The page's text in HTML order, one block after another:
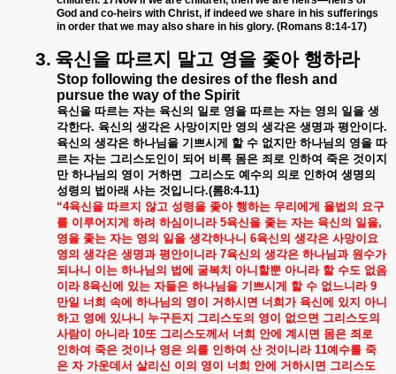
God and co-heirs with Christ, if indeed we share in his sufferings
in order that we may also share in his glory. (Romans 8:14-17)
3. 육신을 따르지 말고 영을 좇아 행하라
Stop following the desires of the flesh and
pursue the way of the Spirit
육신을 따르는 자는 육신의 일로 영을 따르는 자는 영의 일을 생
각한다. 육신의 생각은 사망이지만 영의 생각은 생명과 평안이다.
육신의 생각은 하나님을 기쁘시게 할 수 없지만 하나님의 영을 따
르는 자는 그리스도인이 되어 비록 몸은 죄로 인하여 죽은 것이지
만 하나님의 영이 거하면 그리스도 예수의 의로 인하여 생명의
성령의 법아래 사는 것입니다.(롬8:4-11)
“4육신을 따르지 않고 성령을 좇아 행하는 우리에게 율법의 요구
를 이루어지게 하려 하심이니라5육신을 좇는 자는 육신의 일을,
영을 좇는 자는 영의 일을 생각하나니 6육신의 생각은 사망이요
영의 생각은 생명과 평안이니라7육신의 생각은 하나님과 원수가
되나니 이는 하나님의 법에 굴복치 아니할뿐 아니라 할 수도 없음
이라8육신에 있는 자들은 하나님을 기쁘시게 할 수 없느니라9
만일 너희 속에 하나님의 영이 거하시면 너희가 육신에 있지 아니
하고 영에 있나니 누구든지 그리스도의 영이 없으면 그리스도의
사람이
아니라10또 그리스도께서 너희 안에 계시면 몸은 죄로
인하여 죽은 것이나 영은 의를 인하여 산 것이니라11예수를 죽
은 자 가운데서 살리신 이의 영이 너희 안에 거하시면 그리스도